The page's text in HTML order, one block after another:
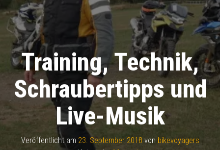
Training, Technik,
Schraubertipps und
Live-Musik
Veröffentlicht am 23. September 2018 von bikevoyagers